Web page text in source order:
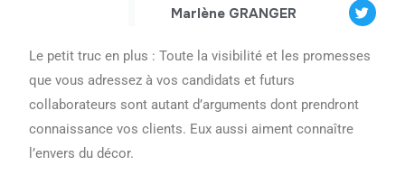
Marlène GRANGER
Le petit truc en plus : Toute la visibilité et les promesses
que vous adressez à vos candidats et futurs
collaborateurs sont autant d’arguments dont prendront
connaissance vos clients. Eux aussi aiment connaître
l’envers du décor.